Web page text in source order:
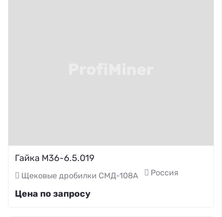
Гайка М36-6.5.019
Щековые дробилки СМД-108А Россия
Цена по запросу